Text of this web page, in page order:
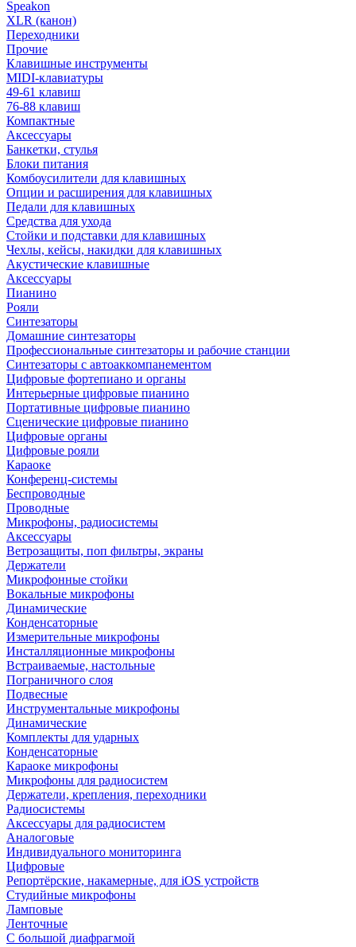
Speakon
XLR (канон)
Переходники
Прочие
Клавишные инструменты
MIDI-клавиатуры
49-61 клавиш
76-88 клавиш
Компактные
Аксессуары
Банкетки, стулья
Блоки питания
Комбоусилители для клавишных
Опции и расширения для клавишных
Педали для клавишных
Средства для ухода
Стойки и подставки для клавишных
Чехлы, кейсы, накидки для клавишных
Акустические клавишные
Аксессуары
Пианино
Рояли
Синтезаторы
Домашние синтезаторы
Профессиональные синтезаторы и рабочие станции
Синтезаторы с автоаккомпанементом
Цифровые фортепиано и органы
Интерьерные цифровые пианино
Портативные цифровые пианино
Сценические цифровые пианино
Цифровые органы
Цифровые рояли
Караоке
Конференц-системы
Беспроводные
Проводные
Микрофоны, радиосистемы
Аксессуары
Ветрозащиты, поп фильтры, экраны
Держатели
Микрофонные стойки
Вокальные микрофоны
Динамические
Конденсаторные
Измерительные микрофоны
Инсталляционные микрофоны
Встраиваемые, настольные
Пограничного слоя
Подвесные
Инструментальные микрофоны
Динамические
Комплекты для ударных
Конденсаторные
Караоке микрофоны
Микрофоны для радиосистем
Держатели, крепления, переходники
Радиосистемы
Аксессуары для радиосистем
Аналоговые
Индивидуального мониторинга
Цифровые
Репортёрские, накамерные, для iOS устройств
Студийные микрофоны
Ламповые
Ленточные
С большой диафрагмой